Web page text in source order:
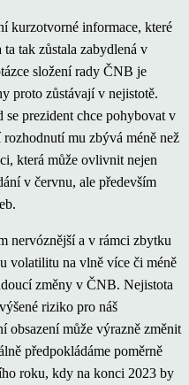
kurzotvorné informace, které
tak zůstala zabydlená v
složení rady ČNB je
proto zůstávají v nejistotě.
prezident chce pohybovat v
mu zbývá méně než
která může ovlivnit nejen
v červnu, ale především
nervóznější a v rámci zbytku
volatilitu na vlně více či méně
změny v ČNB. Nejistota
riziko pro náš
obsazení může výrazně změnit
předpokládáme poměrně
roku, kdy na konci 2023 by